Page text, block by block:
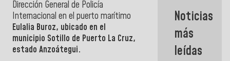
Dirección General de Policía
Internacional en el puerto marítimo
Eulalia Buroz, ubicado en el
municipio Sotillo de Puerto La Cruz,
estado Anzoátegui.
con subsidio
a Juntas de
Condominio
Noticias
más
leídas